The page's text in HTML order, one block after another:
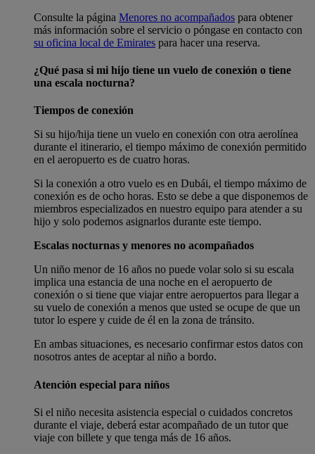
Consulte la página Menores no acompañados para obtener
más información sobre el servicio o póngase en contacto con
su oficina local de Emirates para hacer una reserva.
¿Qué pasa si mi hijo tiene un vuelo de conexión o tiene
una escala nocturna?
Tiempos de conexión
Si su hijo/hija tiene un vuelo en conexión con otra aerolínea
durante el itinerario, el tiempo máximo de conexión permitido
en el aeropuerto es de cuatro horas.
Si la conexión a otro vuelo es en Dubái, el tiempo máximo de
conexión es de ocho horas. Esto se debe a que disponemos de
miembros especializados en nuestro equipo para atender a su
hijo y solo podemos asignarlos durante este tiempo.
Escalas nocturnas y menores no acompañados
Un niño menor de 16 años no puede volar solo si su escala
implica una estancia de una noche en el aeropuerto de
conexión o si tiene que viajar entre aeropuertos para llegar a
su vuelo de conexión a menos que usted se ocupe de que un
tutor lo espere y cuide de él en la zona de tránsito.
En ambas situaciones, es necesario confirmar estos datos con
nosotros antes de aceptar al niño a bordo.
Atención especial para niños
Si el niño necesita asistencia especial o cuidados concretos
durante el viaje, deberá estar acompañado de un tutor que
viaje con billete y que tenga más de 16 años.